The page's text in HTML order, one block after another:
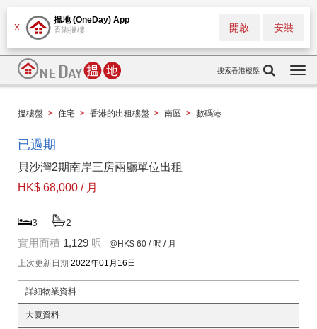
X
搵地 (OneDay) App
香港搵樓 安裝
開啟
搜索香港樓盤
搵樓盤 > 住宅 > 香港的出租樓盤 > 南區 > 數碼港
已過期
貝沙灣2期南岸三房兩廳單位出租
HK$ 68,000 / 月
3 2
實用面積 1,129 呎 @HK$ 60 / 呎 / 月
上次更新日期 2022年01月16日
詳細物業資料
大廈資料